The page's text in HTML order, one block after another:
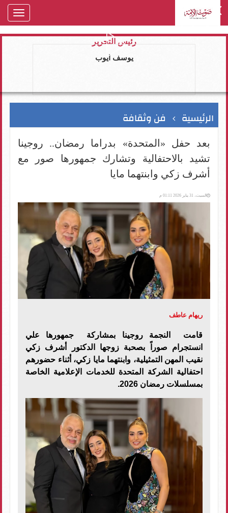
رئيس التحرير
يوسف ايوب
الرئيسية فن وثقافة
بعد حفل «المتحدة» بدراما رمضان.. روجينا
تشيد بالاحتفالية وتشارك جمهورها صور مع
أشرف زكي وابنتهما مايا
السبت، 31 يناير 2026 01:11 م
ريهام عاطف
قامت النجمة روجينا بمشاركة جمهورها علي
انستجرام صوراً بصحبة زوجها الدكتور أشرف زكي
نقيب المهن التمثيلية، وابنتهما مايا زكي، أثناء حضورهم
احتفالية الشركة المتحدة للخدمات الإعلامية الخاصة
بمسلسلات رمضان 2026.